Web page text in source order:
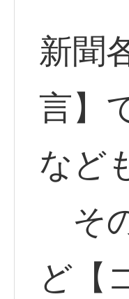
新聞
言】
など
そ
ど【